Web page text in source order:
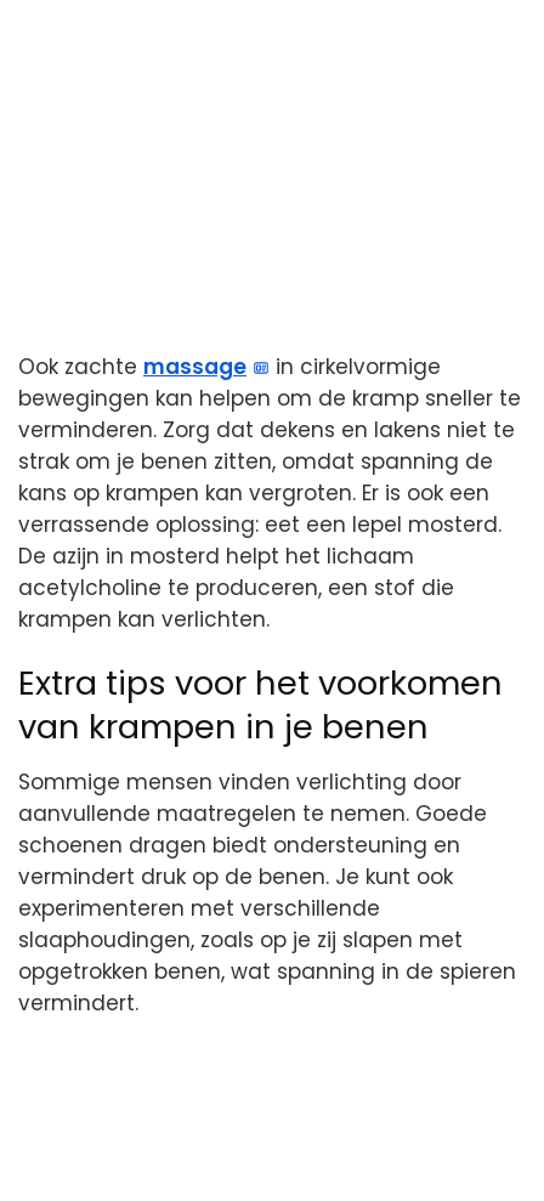
Ook zachte massage
in cirkelvormige
bewegingen kan helpen om de kramp sneller te
verminderen. Zorg dat dekens en lakens niet te
strak om je benen zitten, omdat spanning de
kans op krampen kan vergroten. Er is ook een
verrassende oplossing: eet een lepel mosterd.
De azijn in mosterd helpt het lichaam
acetylcholine te produceren, een stof die
krampen kan verlichten.
Extra tips voor het voorkomen
van krampen in je benen
Sommige mensen vinden verlichting door
aanvullende maatregelen te nemen. Goede
schoenen dragen biedt ondersteuning en
vermindert druk op de benen. Je kunt ook
experimenteren met verschillende
slaaphoudingen, zoals op je zij slapen met
opgetrokken benen, wat spanning in de spieren
vermindert.